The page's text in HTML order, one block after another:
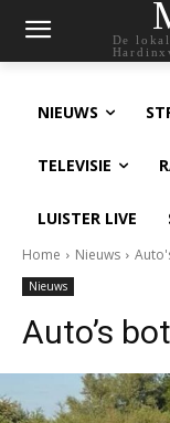
De
NIEUWS
TELEVISIE
LUISTER LIVE
Home Nieuws
Nieuws
Auto’s